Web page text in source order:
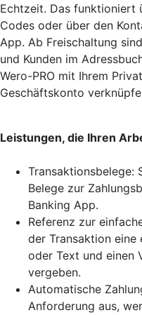
Echtzeit. Das funktioniert
Codes oder über den
App. Ab Freischaltung
und Kunden im
Wero-PRO mit Ihrem
Geschäftskonto
Leistungen, die Ihren
Transaktionsbelege:
Belege zur
Banking App.
Referenz zur
der Transaktion eine
oder Text und einen
vergeben.
Automatische
Anforderung aus,